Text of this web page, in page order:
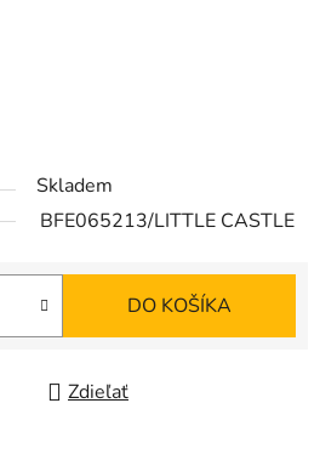
Skladem
BFE065213/LITTLE CASTLE
DO KOŠÍKA
Zdieľať